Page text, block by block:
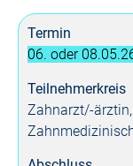
Termin
06. oder
Teilnehmerkreis
Zahnarzt/-